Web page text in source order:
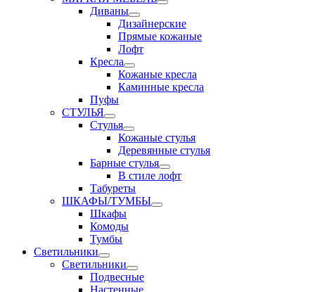
Диваны
Дизайнерские
Прямые кожаные
Лофт
Кресла
Кожаные кресла
Каминные кресла
Пуфы
СТУЛЬЯ
Стулья
Кожаные стулья
Деревянные стулья
Барные стулья
В стиле лофт
Табуреты
ШКАФЫ/ТУМБЫ
Шкафы
Комоды
Тумбы
Светильники
Светильники
Подвесные
Настенные